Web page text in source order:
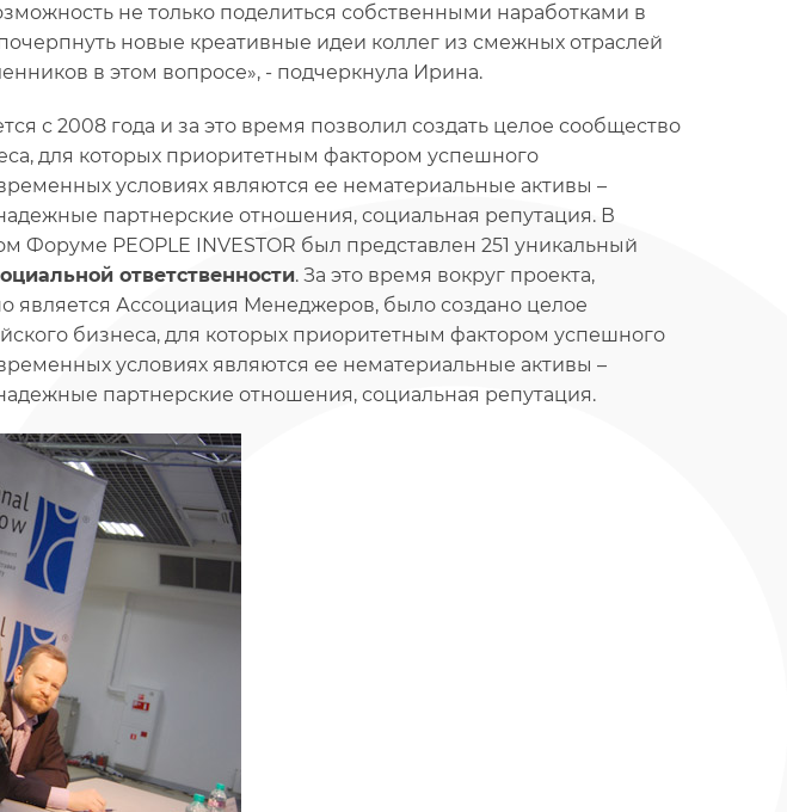
не только поделиться собственными наработками в
новые креативные идеи коллег из смежных отраслей
в этом вопросе», - подчеркнула Ирина.
с 2008 года и за это время позволил создать целое сообщество
для которых приоритетным фактором успешного
условиях являются ее нематериальные активы –
партнерские отношения, социальная репутация. В
Форуме PEOPLE INVESTOR был представлен 251 уникальный
ответственности. За это время вокруг проекта,
является Ассоциация Менеджеров, было создано целое
бизнеса, для которых приоритетным фактором успешного
условиях являются ее нематериальные активы –
партнерские отношения, социальная репутация.